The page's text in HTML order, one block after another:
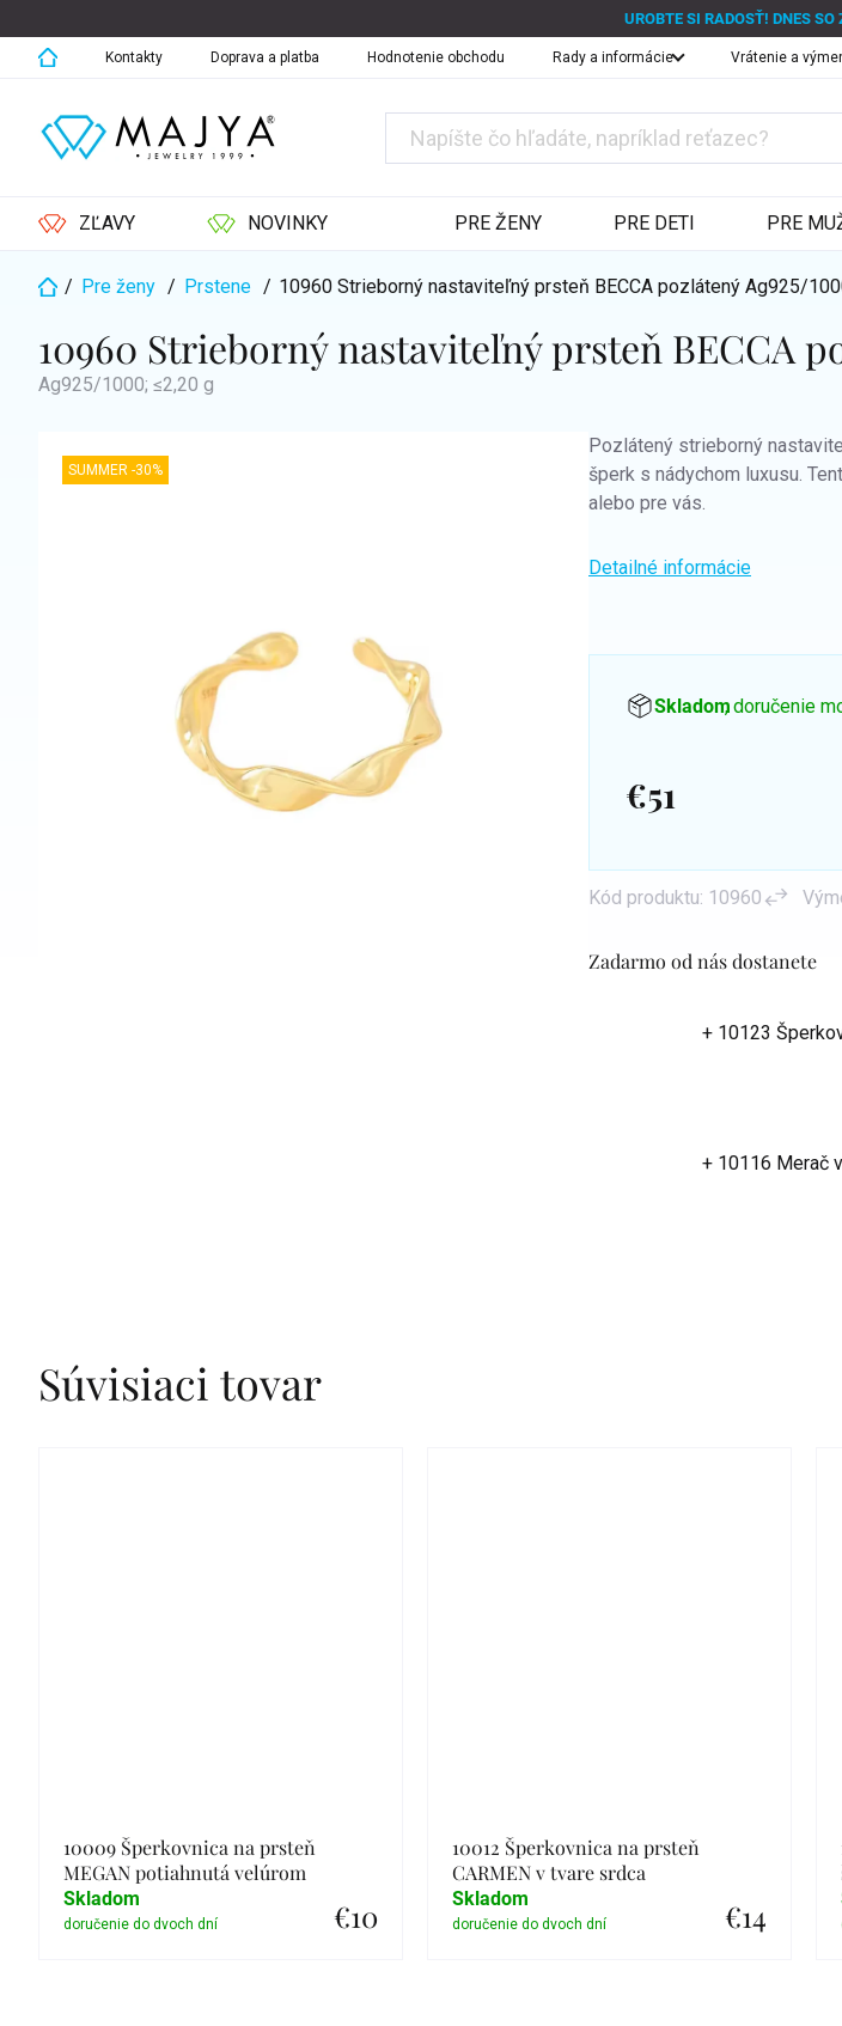
na
obsah
UROBTE SI RADOSŤ! DNES
Kontakty Doprava a platba Hodnotenie obchodu Rady a informácie Vrátenie a
ZĽAVY NOVINKY PRE ŽENY PRE DETI PRE
Domov
/ Pre ženy / Prstene / 10960 Strieborný nastaviteľný prsteň BECCA pozlátenýAg925/
10960 Strieborný nastaviteľný prsteň BECCA
Ag925/1000; ≤2,20 g
SUMMER -30%
Zadarmo od nás dostanete
+ 10123
+ 10116 Merač
Pozlátený strieborný
šperk s nádychom luxusu.
alebo pre vás.
Detailné informácie
Skladom, doručenie
€51
Kód produktu: 10960
Súvisiaci tovar
10009 Šperkovnica na prsteň
MEGAN potiahnutá velúrom
€10
Skladom
10012 Šperkovnica na prsteň
CARMEN v tvare srdca
€14
Skladom